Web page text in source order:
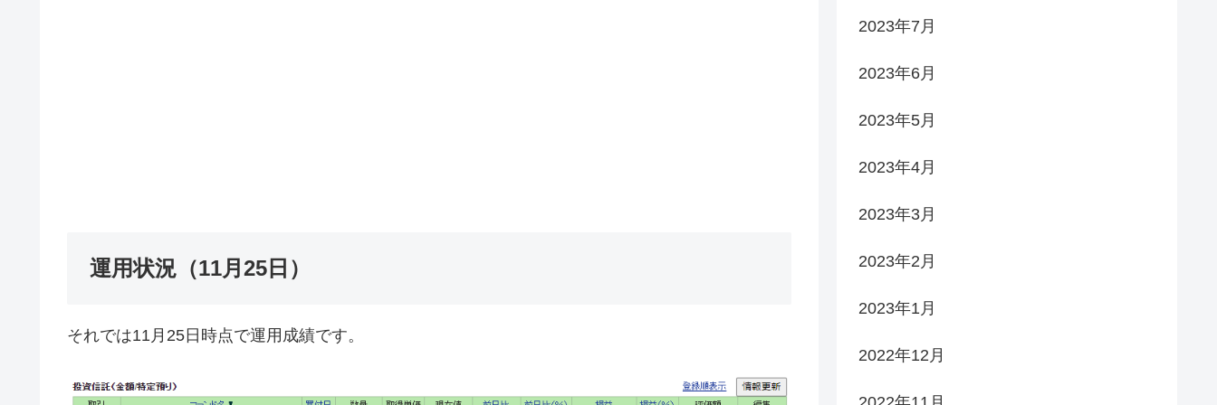
運用状況（11月25日）
それでは11月25日時点で運用成績です。
2023年7月
2023年6月
2023年5月
2023年4月
2023年3月
2023年2月
2023年1月
2022年12月